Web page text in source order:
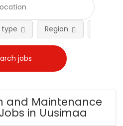
Region
and Maintenance
in Uusimaa